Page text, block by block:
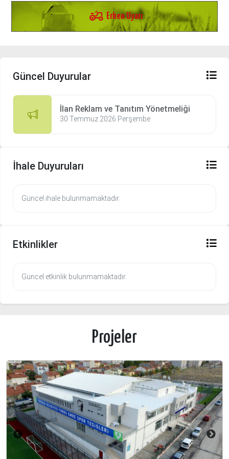
agriculture Erken Uyarı
Güncel Duyurular
İlan Reklam ve Tanıtım Yönetmeliği
30 Temmuz 2026 Perşembe
İhale Duyuruları
Güncel ihale bulunmamaktadır.
Etkinlikler
Güncel etkinlik bulunmamaktadır.
Projeler